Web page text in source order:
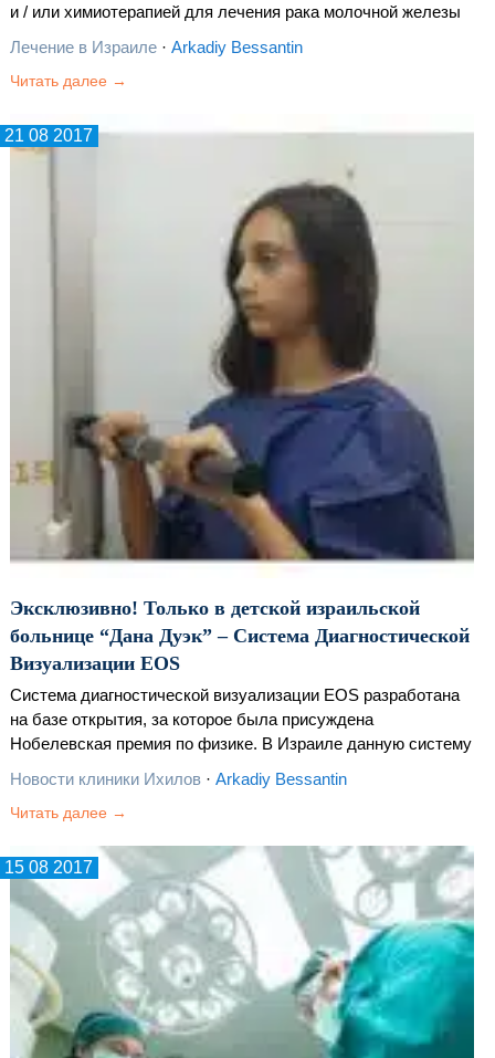
и / или химиотерапией для лечения рака молочной железы
Лечение в Израиле · Arkadiy Bessantin
Читать далее →
21 08 2017
Эксклюзивно! Только в детской израильской
больнице “Дана Дуэк” – Система Диагностической
Визуализации EOS
Система диагностической визуализации EOS разработана
на базе открытия, за которое была присуждена
Нобелевская премия по физике. В Израиле данную систему
медицинского центра «Ихилов», и на сегодняшний…
Новости клиники Ихилов · Arkadiy Bessantin
Читать далее →
15 08 2017